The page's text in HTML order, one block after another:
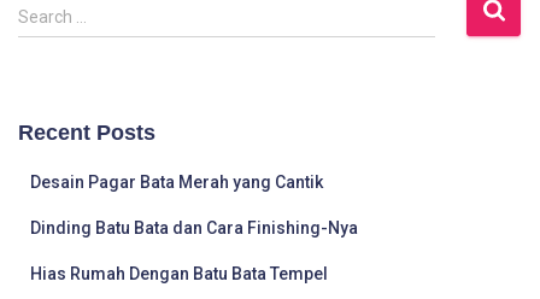
S
e
h
Search …
Recent Posts
Desain Pagar Bata Merah yang Cantik
Dinding Batu Bata dan Cara Finishing-Nya
Hias Rumah Dengan Batu Bata Tempel